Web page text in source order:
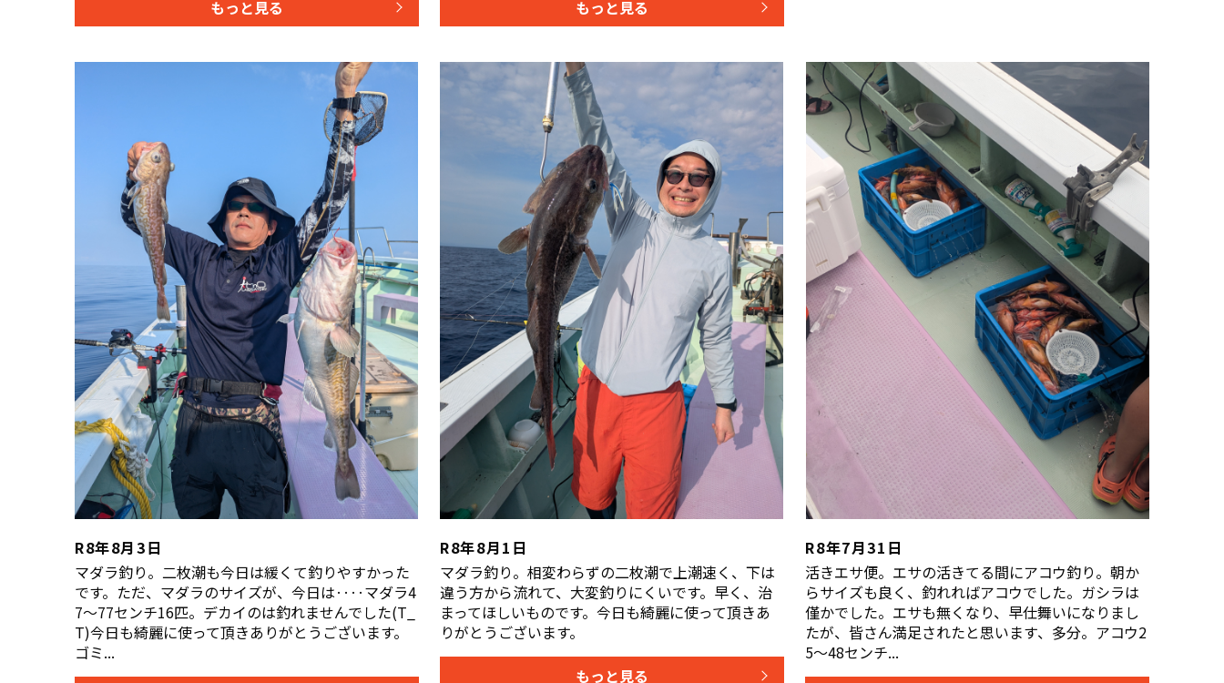
もっと見る
もっと見る
R8年8月3日
マダラ釣り。二枚潮も今日は緩くて釣りやすかった
です。ただ、マダラのサイズが、今日は‥‥マダラ4
7〜77センチ16匹。デカイのは釣れませんでした(T_
T)今日も綺麗に使って頂きありがとうございます。
ゴミ...
R8年8月1日
マダラ釣り。相変わらずの二枚潮で上潮速く、下は
違う方から流れて、大変釣りにくいです。早く、治
まってほしいものです。今日も綺麗に使って頂きあ
りがとうございます。
もっと見る
R8年7月31日
活きエサ便。エサの活きてる間にアコウ釣り。朝か
らサイズも良く、釣れればアコウでした。ガシラは
僅かでした。エサも無くなり、早仕舞いになりまし
たが、皆さん満足されたと思います、多分。アコウ2
5〜48センチ...